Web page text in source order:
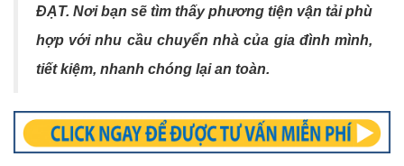
ĐẠT. Nơi bạn sẽ tìm thấy phương tiện vận tải phù
hợp với nhu cầu chuyển nhà của gia đình mình,
tiết kiệm, nhanh chóng lại an toàn.